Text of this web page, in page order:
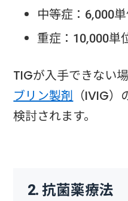
中等症：6,000単
重症：10,000単
TIGが入手できない
ブリン製剤 （IVIG
検討されます。
2. 抗菌薬療法